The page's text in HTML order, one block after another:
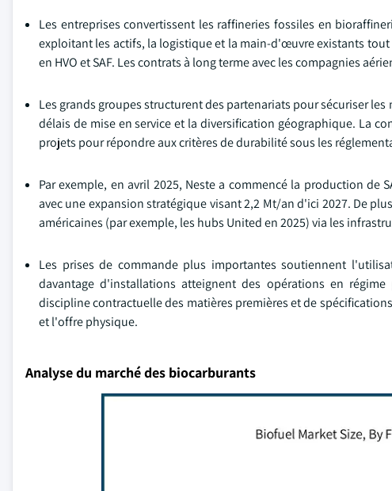
Les entreprises convertissent les raffineries fossiles en
exploitant les actifs, la logistique et la main-d'œuvre existants
en HVO et SAF. Les contrats à long terme avec les compagnies
Les grands groupes structurent des partenariats pour sécuriser
délais de mise en service et la diversification géographique. La
projets pour répondre aux critères de durabilité sous les
Par exemple, en avril 2025, Neste a commencé la production de
avec une expansion stratégique visant 2,2 Mt/an d'ici 2027. De
américaines (par exemple, les hubs United en 2025) via les
Les prises de commande plus importantes soutiennent
davantage d'installations atteignent des opérations en
discipline contractuelle des matières premières et de
et l'offre physique.
Analyse du marché des biocarburants